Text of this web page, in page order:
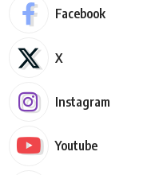
Facebook
X
Instagram
Youtube